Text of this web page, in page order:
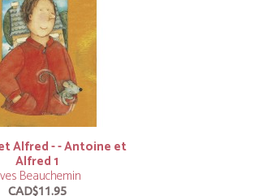
Alfred - - Antoine et
Alfred 1
Beauchemin
CAD$11.95